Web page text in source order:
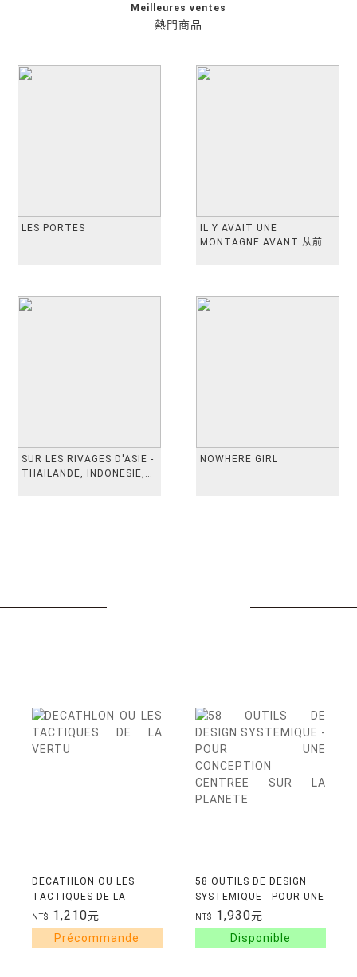
熱門商品
Meilleures ventes
LES PORTES
IL Y AVAIT UNE
MONTAGNE AVANT 从前有
SUR LES RIVAGES D'ASIE -
THAILANDE, INDONESIE,
NOWHERE GIRL
DECATHLON OU LES
TACTIQUES DE LA
VERTU
NT$ 1,210元
58 OUTILS DE DESIGN
SYSTEMIQUE - POUR UNE
CONCEPTION CENTREE
SUR LA PLANETE
NT$ 1,930元